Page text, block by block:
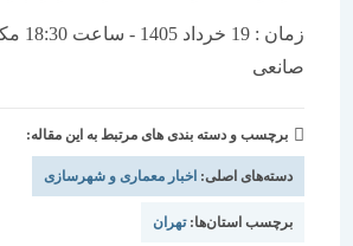
زمان : 19 خرداد 1405 -
صانعی
برچسب و دسته بندی های مرتبط به این مقاله:
دسته‌های اصلی:اخبار معماری و شهرسازی
برچسب استان‌ها:تهران